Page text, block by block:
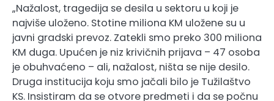
„Nažalost, tragedija se desila u sektoru u koji je
najviše uloženo. Stotine miliona KM uložene su u
javni gradski prevoz. Zatekli smo preko 300 miliona
KM duga. Upućen je niz krivičnih prijava – 47 osoba
je obuhvaćeno – ali, nažalost, ništa se nije desilo.
Druga institucija koju smo jačali bilo je Tužilaštvo
KS. Insistiram da se otvore predmeti i da se počnu